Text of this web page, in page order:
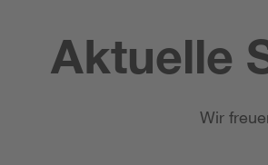
Aktuelle
Wir